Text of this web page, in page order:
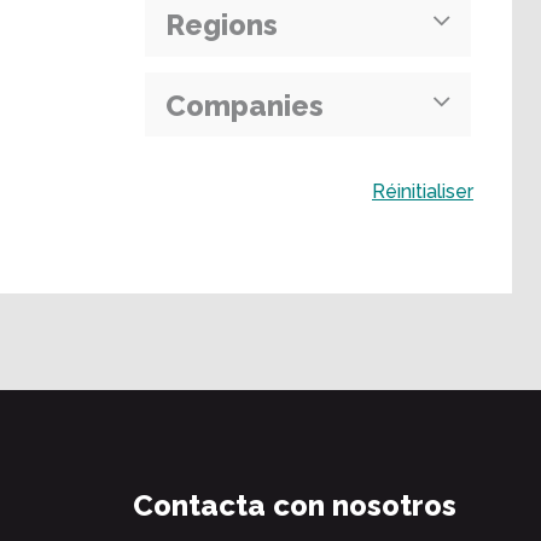
Regions
Companies
Réinitialiser
Contacta con nosotros